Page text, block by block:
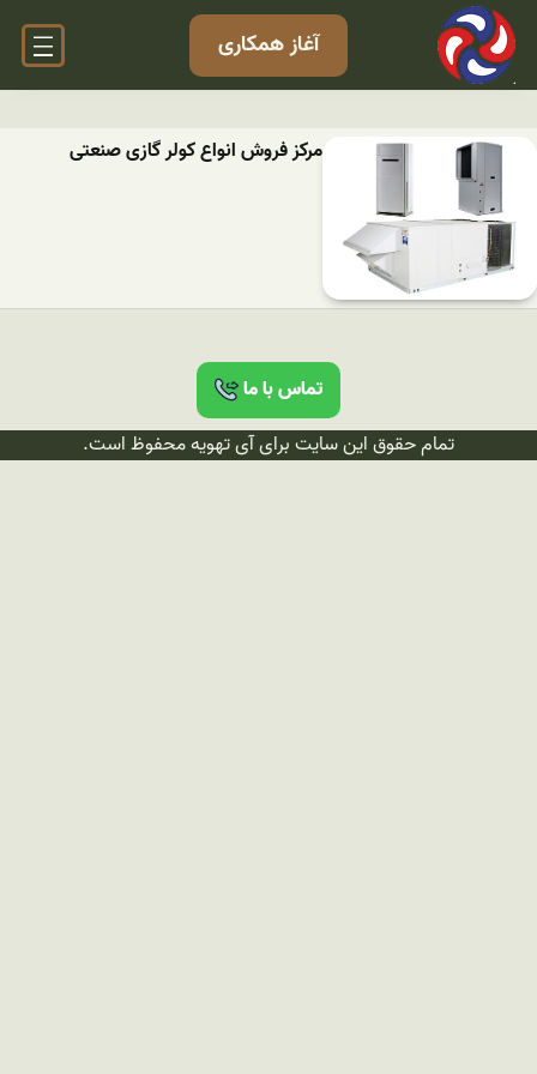
آغاز همکاری
مرکز فروش انواع کولر گازی صنعتی
تماس با ما
تمام حقوق این سایت برای آی تهویه محفوظ است.